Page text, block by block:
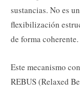
sustancias. No es
flexibilización
de forma coherente.
Este mecanismo
REBUS (Relaxed